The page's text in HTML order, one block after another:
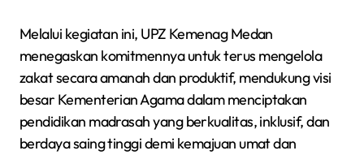
Melalui kegiatan ini, UPZ Kemenag Medan
menegaskan komitmennya untuk terus mengelola
zakat secara amanah dan produktif, mendukung visi
besar Kementerian Agama dalam menciptakan
pendidikan madrasah yang berkualitas, inklusif, dan
berdaya saing tinggi demi kemajuan umat dan